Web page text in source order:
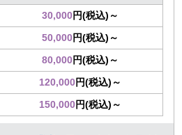
30,000円(税込)～
50,000円(税込)～
80,000円(税込)～
120,000円(税込)～
150,000円(税込)～